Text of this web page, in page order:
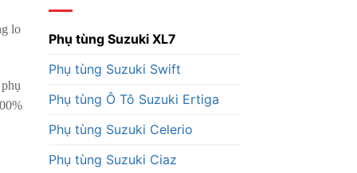
lo
Phụ tùng Suzuki XL7
Phụ tùng Suzuki Swift
Phụ tùng Ô Tô Suzuki Ertiga
Phụ tùng Suzuki Celerio
Phụ tùng Suzuki Ciaz